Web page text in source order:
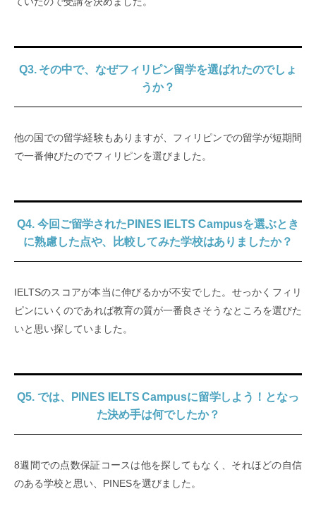
Q3. その中で、なぜフィリピン留学を選ばれたのでしょ
うか？
他の国での留学経験もありますが、フィリピンでの留学が短期間
で一番伸びたのでフィリピンを選びました。
Q4. 今回ご留学されたPINES IELTS Campusを選ぶとき
に熟慮した点や、比較してみた学校はありましたか？
IELTSのスコアが本当に伸びるかが不安でした。せっかくフィリ
ピンにいくのであれば教育の質が一番良さそうなところを選びた
いと思い探していました。
Q5. では、PINES IELTS Campusに留学しよう！となっ
た決め手は何でしたか？
8週間での点数保証コースは他を探してもなく、それほどの自信
のある学校と思い、PINESを選びました。